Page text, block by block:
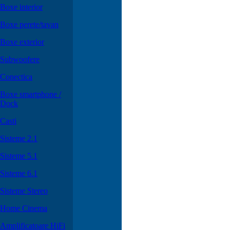
Boxe interior
Boxe perete/tavan
Boxe exterior
Subwoofere
Conectica
Boxe smartphone /
Dock
Casti
Sisteme 2.1
Sisteme 5.1
Sisteme 6.1
Sisteme Stereo
Home Cinema
Amplificatoare HiFi